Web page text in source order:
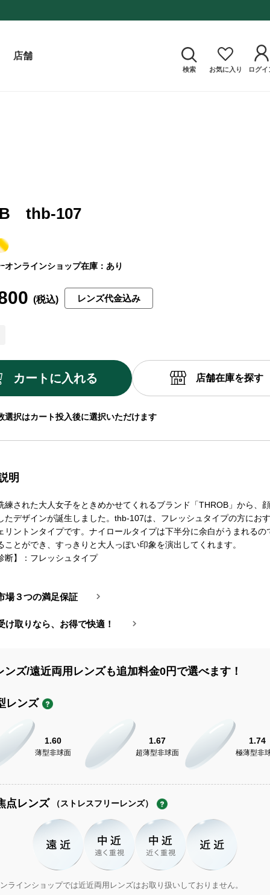
店舗
検索 お気に入り ログイ
選択はカート投入後に選択いただけます
オンラインショップ在庫：あり
場３つの満足保証
け取りなら、お得で快適！
ンズ/遠近両用レンズも追加料金0円で選べます！
レンズ
1.60
薄型非球面
1.67
超薄型非球面
1.74
極薄型非
点レンズ （ストレスフリーレンズ）
ラインショップでは近近両用レンズはお取り扱いしておりません。
レンズ代金込み
thb-107
明
練された大人女子をときめかせてくれるブランド「THROB」から、
たデザインが誕生しました。thb-107は、フレッシュタイプの方にお
リントンタイプです。ナイロールタイプは下半分に余白がうまれるの
ことができ、すっきりと大人っぽい印象を演出してくれます。
断】：フレッシュタイプ
カートに入れる 店舗在庫を探す